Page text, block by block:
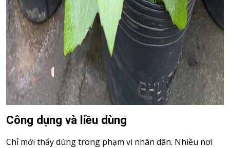
Công dụng và liều dùng
Chỉ mới thấy dùng trong phạm vi nhân dân. Nhiều nơi